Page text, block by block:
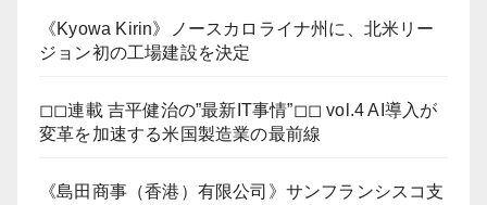
《Kyowa Kirin》ノースカロライナ州に、北米リー
ジョン初の工場建設を決定
◻︎◻︎連載 吉平健治の”最新IT事情”◻︎◻︎ vol.4 AI導入が
変革を加速する米国製造業の最前線
《島田商事（香港）有限公司》サンフランシスコ支